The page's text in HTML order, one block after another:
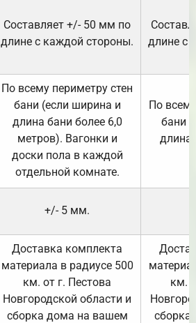
Составляет +/- 50 мм по
длине с каждой стороны.
длине с
По всему периметру стен
бани (если ширина и
длина бани более 6,0
метров). Вагонки и
доски пола в каждой
отдельной комнате.
По
бани
длина
+/- 5 мм.
Доставка комплекта
материала в радиусе 500
км. от г. Пестова
Новгородской области и
сборка дома на вашем
км.